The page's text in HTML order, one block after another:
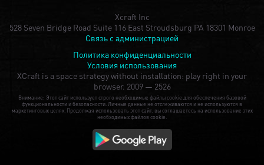
Xcraft Inc
528 Seven Bridge Road Suite 116 East Stroudsburg PA 18301 Monroe
Связь с администрацией
Политика конфиденциальности
Условия использования
XCraft is a space strategy without installation: play right in your
browser. 2009 — 2526
Внимание: Этот сайт использует строго необходимые файлы cookie для обеспечения базовой
функциональности и безопасности. Личные данные не отслеживаются и не используются в
маркетинговых целях. Продолжая использовать этот сайт, вы соглашаетесь на использование этих
необходимых файлов cookie.